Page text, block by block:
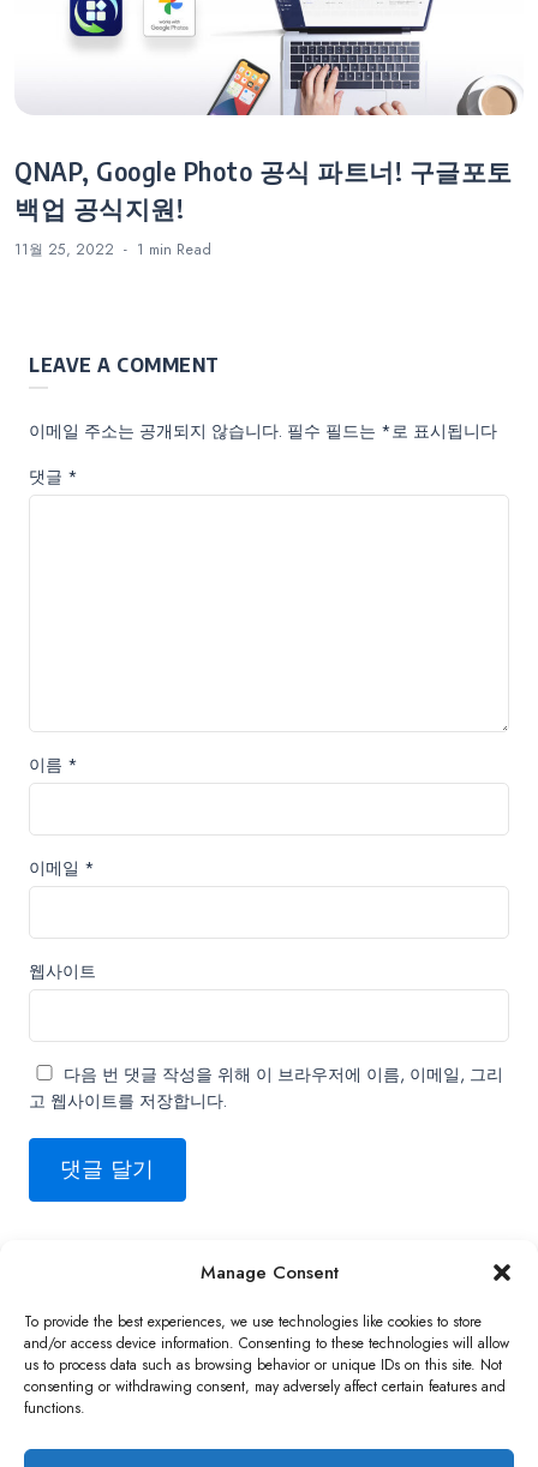
Manage Consent
To provide the best experiences, we use technologies like cookies to store
and/or access device information. Consenting to these technologies will allow
us to process data such as browsing behavior or unique IDs on this site. Not
consenting or withdrawing consent, may adversely affect certain features and
functions.
QNAP, Google Photo 공식 파트너! 구글포토
백업 공식지원!
11월 25, 2022 1 min Read
LEAVE A COMMENT
이메일 주소는 공개되지 않습니다. 필수 필드는 *로 표시됩니다
댓글 *
이름 *
이메일 *
웹사이트
다음 번 댓글 작성을 위해 이 브라우저에 이름, 이메일, 그리
고 웹사이트를 저장합니다.